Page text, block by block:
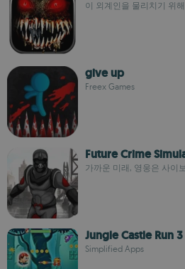
이 외계인을 물리치기 위
give up
Freex Games
Future Crime
가까운 미래, 영웅은 사이
Jungle Castle Run 3
Simplified Apps